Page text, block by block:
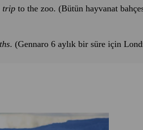
trip to the zoo. (Bütün hayvanat
. (Gennaro 6 aylık bir süre için